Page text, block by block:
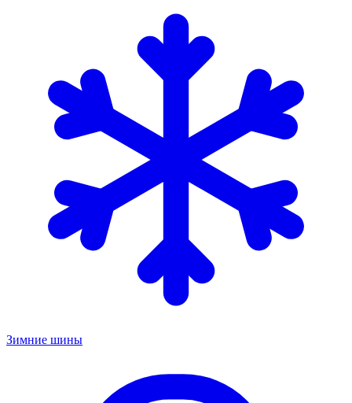
Зимние шины